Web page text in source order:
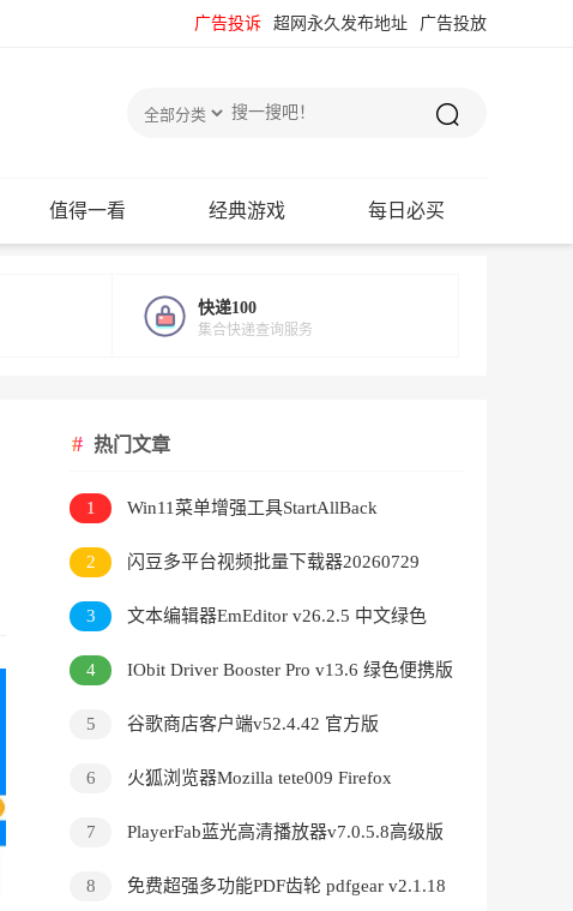
广告投放
超网永久发布地址
广告投诉
值得一看 经典游戏 每日必买
快递100
集合快递查询服务
热门文章
1
Win11菜单增强工具StartAllBack
v3.9.24.5378直装版
2
闪豆多平台视频批量下载器20260729
3
文本编辑器EmEditor v26.2.5 中文绿色
版
4
IObit Driver Booster Pro v13.6 绿色便携版
5 谷歌商店客户端v52.4.42 官方版
6
火狐浏览器Mozilla tete009 Firefox
7
PlayerFab蓝光高清播放器v7.0.5.8高级版
8 免费超强多功能PDF齿轮 pdfgear v2.1.18